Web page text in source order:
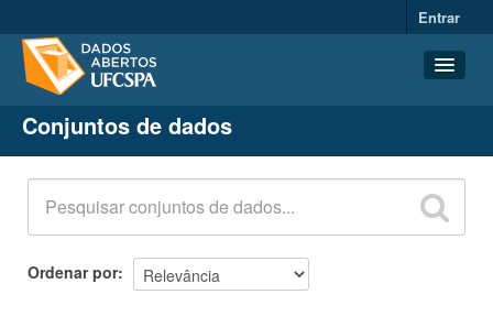
Entrar
Conjuntos de dados
Organizações
Grupos
Sobre
Conjuntos de dados
Ordenar por